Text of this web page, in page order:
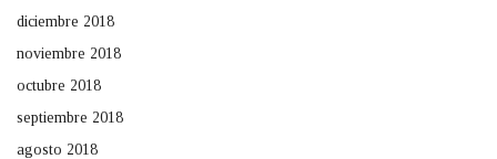
diciembre 2018
noviembre 2018
octubre 2018
septiembre 2018
agosto 2018